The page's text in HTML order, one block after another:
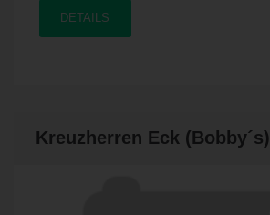
DETAILS
Kreuzherren Eck (Bobby´s)